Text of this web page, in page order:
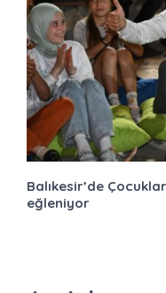
Balıkesir’de
eğleniyor